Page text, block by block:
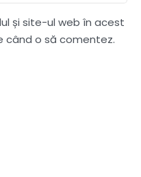
și site-ul web în acest
o să comentez.